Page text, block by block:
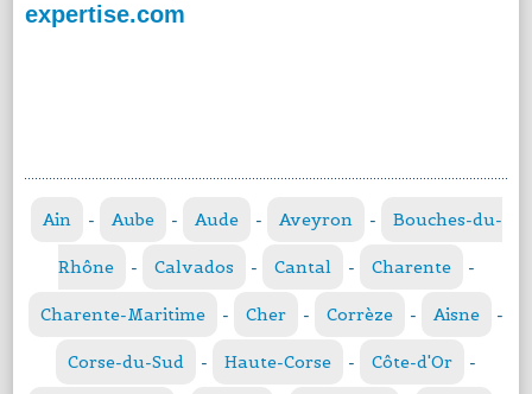
expertise.com
Ain - Aube - Aude - Aveyron - Bouches-du-
Rhône - Calvados - Cantal - Charente -
Charente-Maritime - Cher - Corrèze - Aisne -
Corse-du-Sud - Haute-Corse - Côte-d'Or -